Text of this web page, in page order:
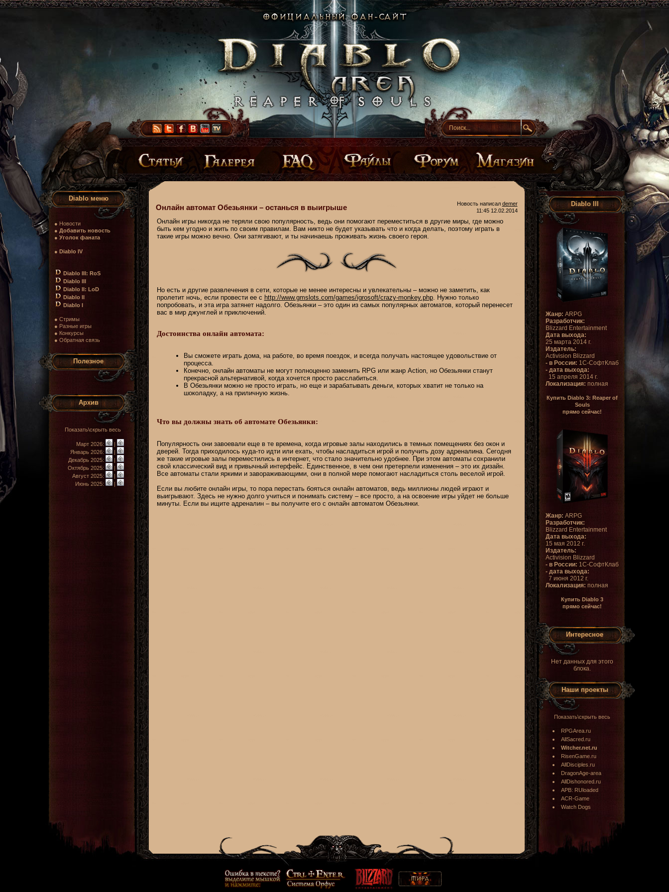
Diablo меню
● Новости
● Добавить новость
● Уголок фаната
● Diablo IV
Diablo III: RoS
Diablo III
Diablo II: LoD
Diablo II
Diablo I
● Стримы
● Разные игры
● Конкурсы
● Обратная связь
Полезное
Архив
Показать\скрыть весь
Март 2026:
|
Январь 2026:
|
Декабрь 2025:
|
Октябрь 2025:
|
Август 2025:
|
Июнь 2025:
|
Онлайн автомат Обезьянки – останься в выигрыше Новость написал demer
11:45 12.02.2014
Онлайн игры никогда не теряли свою популярность, ведь они помогают переместиться в другие миры, где можно
быть кем угодно и жить по своим правилам. Вам никто не будет указывать что и когда делать, поэтому играть в
такие игры можно вечно. Они затягивают, и ты начинаешь проживать жизнь своего героя.
Но есть и другие развлечения в сети, которые не менее интересны и увлекательны – можно не заметить, как
пролетит ночь, если провести ее с http://www.gmslots.com/games/igrosoft/crazy-monkey.php. Нужно только
попробовать, и эта игра затянет надолго. Обезьянки – это один из самых популярных автоматов, который перенесет
вас в мир джунглей и приключений.
Достоинства онлайн автомата:
Вы сможете играть дома, на работе, во время поездок, и всегда получать настоящее удовольствие от
процесса.
Конечно, онлайн автоматы не могут полноценно заменить RPG или жанр Action, но Обезьянки станут
прекрасной альтернативой, когда хочется просто расслабиться.
В Обезьянки можно не просто играть, но еще и зарабатывать деньги, которых хватит не только на
шоколадку, а на приличную жизнь.
Что вы должны знать об автомате Обезьянки:
Популярность они завоевали еще в те времена, когда игровые залы находились в темных помещениях без окон и
дверей. Тогда приходилось куда-то идти или ехать, чтобы насладиться игрой и получить дозу адреналина. Сегодня
же такие игровые залы переместились в интернет, что стало значительно удобнее. При этом автоматы сохранили
свой классический вид и привычный интерфейс. Единственное, в чем они претерпели изменения – это их дизайн.
Все автоматы стали яркими и завораживающими, они в полной мере помогают насладиться столь веселой игрой.
Если вы любите онлайн игры, то пора перестать бояться онлайн автоматов, ведь миллионы людей играют и
выигрывают. Здесь не нужно долго учиться и понимать систему – все просто, а на освоение игры уйдет не больше
минуты. Если вы ищите адреналин – вы получите его с онлайн автоматом Обезьянки.
Diablo III
Жанр: ARPG
Разработчик:
Blizzard Entertainment
Дата выхода:
25 марта 2014 г.
Издатель:
Activision Blizzard
- в России: 1С-СофтКлаб
- дата выхода:
15 апреля 2014 г.
Локализация: полная
Купить Diablo 3: Reaper of
Souls
прямо сейчас!
Жанр: ARPG
Разработчик:
Blizzard Entertainment
Дата выхода:
15 мая 2012 г.
Издатель:
Activision Blizzard
- в России: 1С-СофтКлаб
- дата выхода:
7 июня 2012 г.
Локализация: полная
Купить Diablo 3
прямо сейчас!
Интересное
Нет данных для этого
блока.
Наши проекты
Показать\скрыть весь
RPGArea.ru
AllSacred.ru
Witcher.net.ru
RisenGame.ru
AllDisciples.ru
DragonAge-area
AllDishonored.ru
APB: RUloaded
ACR-Game
Watch Dogs